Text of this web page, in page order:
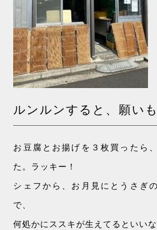
ルンルンすると、願い
お豆腐とお揚げを３枚買ったら
た。ラッキー！
シェフから、お月見にとうさぎ
で、
何処かにススキが生えてるといい